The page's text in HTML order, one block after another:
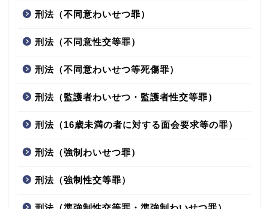
刑法（不同意わいせつ罪）
刑法（不同意性交等罪）
刑法（不同意わいせつ等死傷罪）
刑法（監護者わいせつ・監護者性交等罪）
刑法（16歳未満の者に対する面会要求等の罪）
刑法（強制わいせつ罪）
刑法（強制性交等罪）